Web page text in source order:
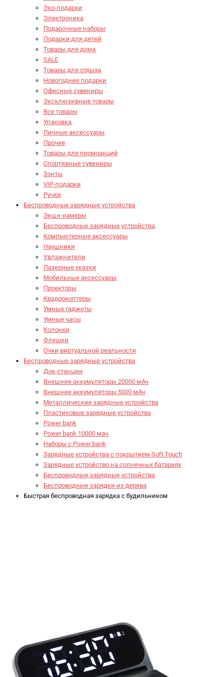
Эко-подарки
Электроника
Подарочные наборы
Подарки для детей
Товары для дома
SALE
Товары для отдыха
Новогодние подарки
Офисные сувениры
Эксклюзивные товары
Все товары
Упаковка
Личные аксессуары
Прочее
Товары для промоакций
Спортивные сувениры
Зонты
VIP-подарки
Ручки
Беспроводные зарядные устройства
Экшн-камеры
Беспроводные зарядные устройства
Компьютерные аксессуары
Наушники
Увлажнители
Лазерные указки
Мобильные аксессуары
Проекторы
Квадрокоптеры
Умные гаджеты
Умные часы
Колонки
Флешки
Очки виртуальной реальности
Беспроводные зарядные устройства
Док-станции
Внешние аккумуляторы 20000 мАч
Внешние аккумуляторы 5000 мАч
Металлические зарядные устройства
Пластиковые зарядные устройства
Power bank
Power bank 10000 мач
Наборы с Power bank
Зарядные устройства с покрытием Soft Touch
Зарядные устройство на солнечных батареях
Беспроводные зарядные устройства
Беспроводные зарядки из дерева
Быстрая беспроводная зарядка с будильником